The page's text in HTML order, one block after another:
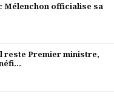
Mélenchon officialise sa
reste Premier ministre,